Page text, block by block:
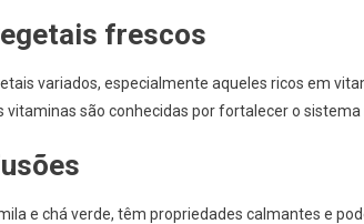
frescos
variados, especialmente aqueles ricos em
vitaminas são conhecidas por fortalecer o
e chá verde, têm propriedades calmantes e